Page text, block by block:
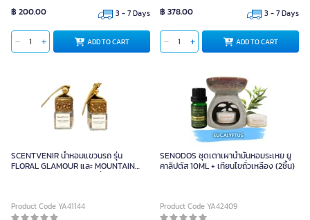
฿ 200.00 3 - 7 Days
ADD TO CART
฿ 378.00 3 - 7 Days
ADD TO CART
SCENTVENIR น้ำหอมแขวนรถ รุ่น
FLORAL GLAMOUR และ MOUNTAIN
Product Code YA41144
SENODOS ชุดเตาเผาน้ำมันหอมระเหย ยู
คาลิปตัส 10ML + เทียนไขถั่วเหลือง (2ชิ้น)
Product Code YA42409